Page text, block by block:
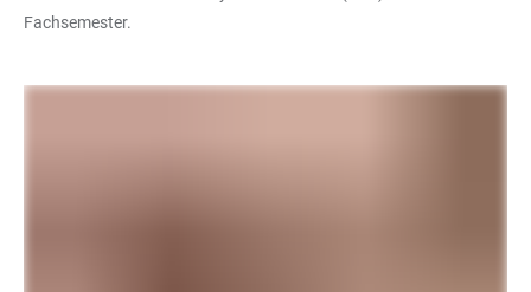
Fachsemester.